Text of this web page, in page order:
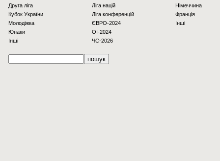
Друга ліга
Кубок України
Молодіжка
Юнаки
Інші
Ліга націй
Ліга конференцій
ЄВРО-2024
OI-2024
ЧС-2026
Німеччина
Франція
Інші